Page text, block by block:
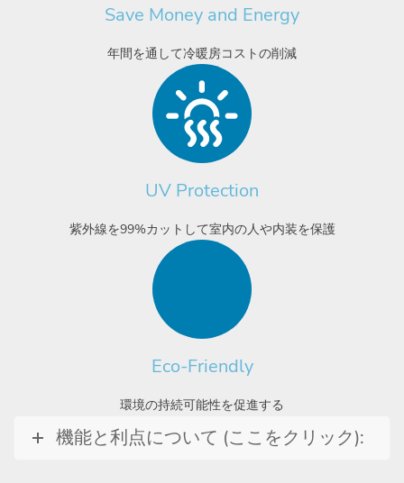
Save Money and Energy
年間を通して冷暖房コストの削減
UV Protection
紫外線を99%カットして室内の人や内装を保護
Eco-Friendly
環境の持続可能性を促進する
機能と利点について (ここをクリック):